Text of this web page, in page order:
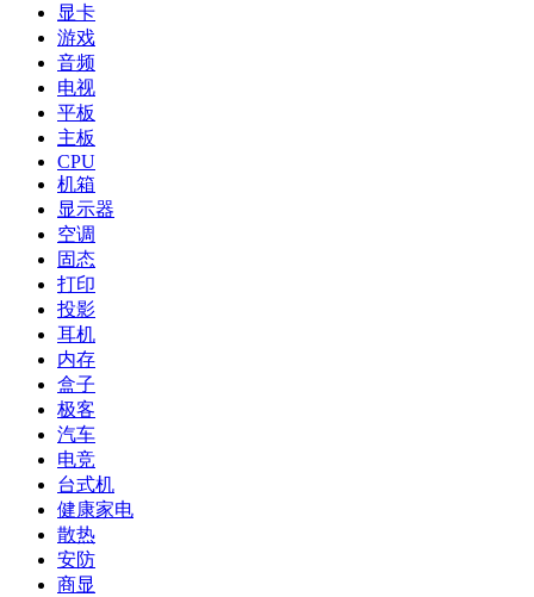
显卡
游戏
音频
电视
平板
主板
CPU
机箱
显示器
空调
固态
打印
投影
耳机
内存
盒子
极客
汽车
电竞
台式机
健康家电
散热
安防
商显